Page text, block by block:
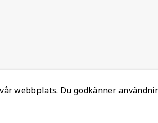
webbplats. Du godkänner